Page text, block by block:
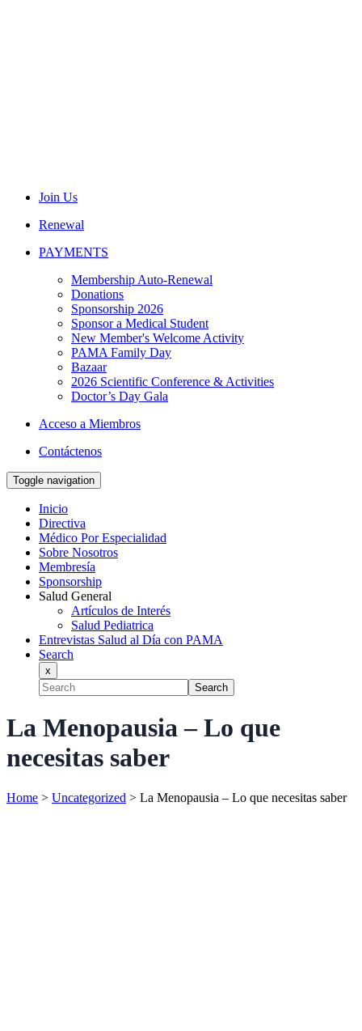
Join Us
Renewal
PAYMENTS
Membership Auto-Renewal
Donations
Sponsorship 2026
Sponsor a Medical Student
New Member's Welcome Activity
PAMA Family Day
Bazaar
2026 Scientific Conference & Activities
Doctor’s Day Gala
Acceso a Miembros
Contáctenos
Toggle navigation
Inicio
Directiva
Médico Por Especialidad
Sobre Nosotros
Membresía
Sponsorship
Salud General
Artículos de Interés
Salud Pediatrica
Entrevistas Salud al Día con PAMA
Search
x
Search
La Menopausia – Lo que
necesitas saber
Home > Uncategorized > La Menopausia – Lo que necesitas saber